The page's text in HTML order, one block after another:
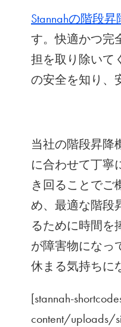
Stannahの階段昇
す。快適かつ完
担を取り除いて
の安全を知り、
当社の階段昇降
に合わせて丁寧
き回ることでご
め、最適な階段
るために時間を
が障害物になっ
休まる気持ちに
[stannah-
content/uploads/